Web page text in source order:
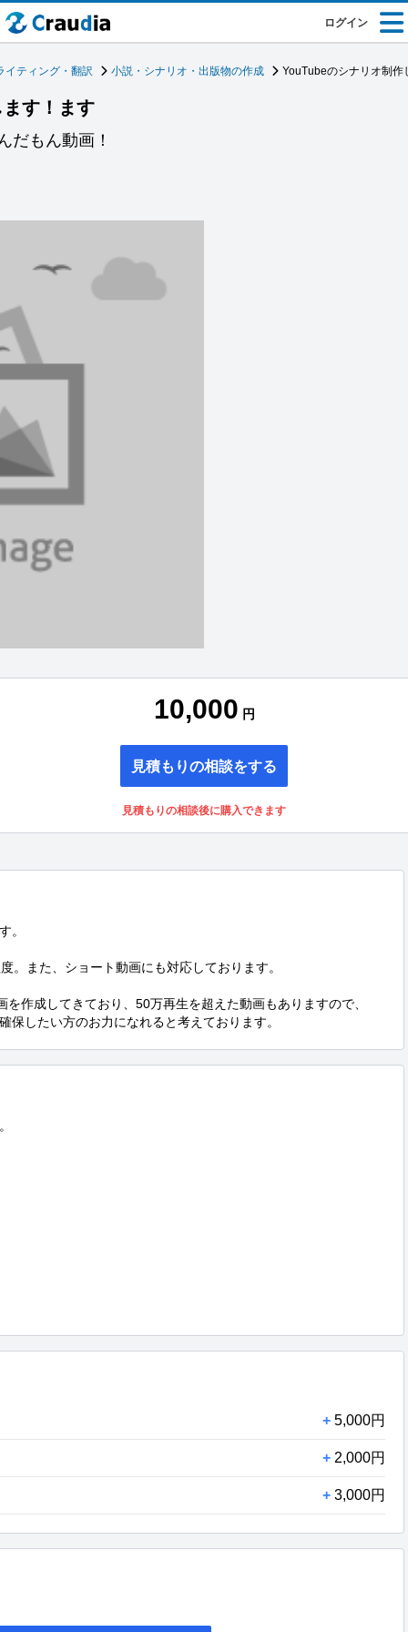
ログイン
イティング・翻訳 小説・シナリオ・出版物の作成 YouTubeのシナリオ制作
す！ます
だもん動画！
10,000 円
見積もりの相談をする
見積もりの相談後に購入できます
。
。また、ショート動画にも対応しております。
作成してきており、50万再生を超えた動画もありますので、
保したい方のお力になれると考えております。
+ 5,000円
+ 2,000円
+ 3,000円